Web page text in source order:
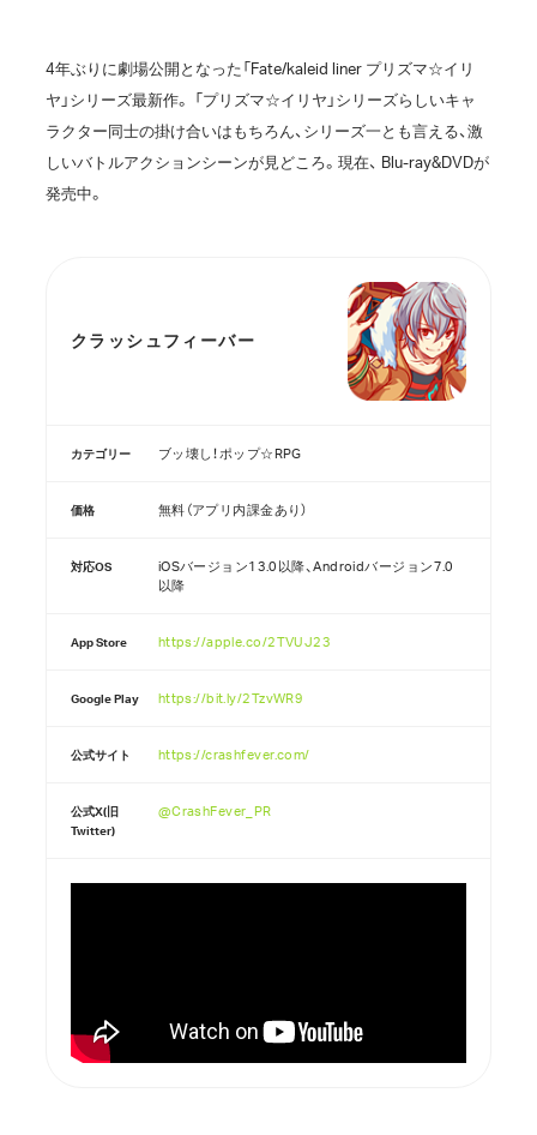
4年ぶりに劇場公開となった「Fate/kaleid liner プリズマ☆イリ
ヤ」シリーズ最新作。 「プリズマ☆イリヤ」シリーズらしいキャ
ラクター同士の掛け合いはもちろん、シリーズ一とも言える、激
しいバトルアクションシーンが見どころ。現在、 Blu-ray&DVDが
発売中。
クラッシュフィーバー
カテゴリー ブッ壊し！ポップ☆RPG
価格 無料（アプリ内課金あり）
対応OS
iOSバージョン13.0以降、Androidバージョン7.0
以降
App Store https://apple.co/2TVUJ23
Google Play https://bit.ly/2TzvWR9
公式サイト https://crashfever.com/
公式X(旧
Twitter)
@CrashFever_PR